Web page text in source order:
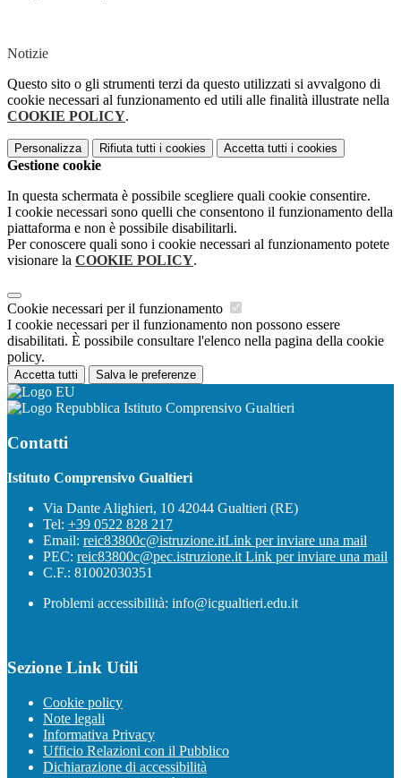
Notizie
Questo sito o gli strumenti terzi da questo utilizzati si avvalgono di
cookie necessari al funzionamento ed utili alle finalità illustrate nella
COOKIE POLICY.
Personalizza Rifiuta tutti i cookies Accetta tutti i cookies
Gestione cookie
In questa schermata è possibile scegliere quali cookie consentire.
I cookie necessari sono quelli che consentono il funzionamento della
piattaforma e non è possibile disabilitarli.
Per conoscere quali sono i cookie necessari al funzionamento potete
visionare la COOKIE POLICY.
Cookie necessari per il funzionamento
I cookie necessari per il funzionamento non possono essere
disabilitati. È possibile consultare l'elenco nella pagina della cookie
policy.
Accetta tutti Salva le preferenze
Istituto Comprensivo Gualtieri
Contatti
Istituto Comprensivo Gualtieri
Via Dante Alighieri, 10 42044 Gualtieri (RE)
Tel: +39 0522 828 217
Email: reic83800c@istruzione.itLink per inviare una mail
PEC: reic83800c@pec.istruzione.it Link per inviare una mail
C.F.: 81002030351
Problemi accessibilità: info@icgualtieri.edu.it
Sezione Link Utili
Cookie policy
Note legali
Informativa Privacy
Ufficio Relazioni con il Pubblico
Dichiarazione di accessibilità